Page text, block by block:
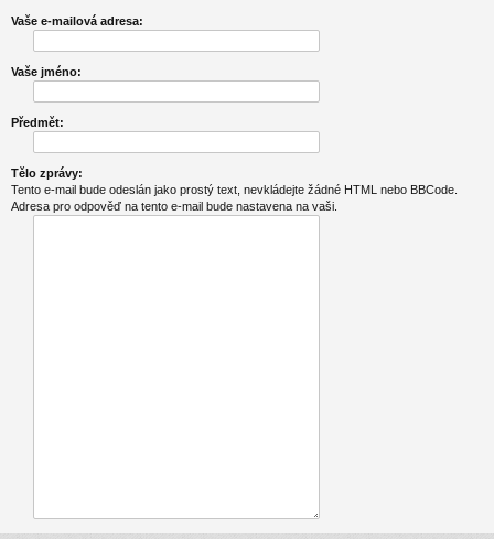
Vaše e-mailová adresa:
Vaše jméno:
Předmět:
Tělo zprávy:
Tento e-mail bude odeslán jako prostý text, nevkládejte žádné HTML nebo BBCode.
Adresa pro odpověď na tento e-mail bude nastavena na vaši.